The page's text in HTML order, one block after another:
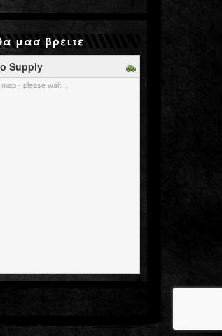
μασ βρειτε
Supply
- please wait...